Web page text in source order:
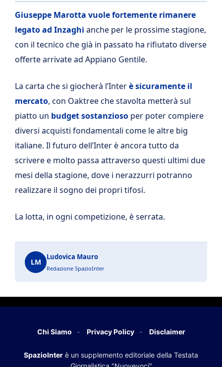
Giuseppe Marotta vuole fortemente rimanere
legato ad Inzaghi anche per le prossime stagione,
con il tecnico che già in passato ha rifiutato diverse
offerte arrivate ad Appiano Gentile.
La carta che si giocherà l’Interè sicuramente il
mercato, con Oaktree che stavolta metterà sul
piatto un budget sostanzioso per poter compiere
diversi acquisti fondamentali come le altre big
italiane. Il futuro dell’Inter è ancora tutto da
scrivere e molto passa attraverso questi ultimi due
mesi della stagione, dove i nerazzurri potranno
realizzare il sogno dei propri tifosi.
La lotta, in ogni competizione, è serrata.
LM
Ludovica Mauro
Redazione SpazioInter
Chi Siamo Privacy Policy Disclaimer
SpazioInter è un supplemento editoriale della Testata